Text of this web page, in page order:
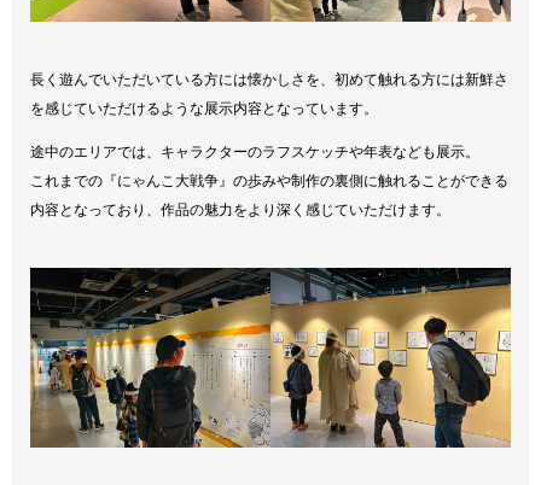
長く遊んでいただいている方には懐かしさを、初めて触れる方には新鮮さ
を感じていただけるような展示内容となっています。
途中のエリアでは、キャラクターのラフスケッチや年表なども展示。
これまでの『にゃんこ大戦争』の歩みや制作の裏側に触れることができる
内容となっており、作品の魅力をより深く感じていただけます。